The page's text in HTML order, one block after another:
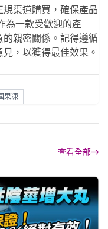
渠道購買，確保產品
為一款受歡迎的產
的親密關係。記得遵循
，以獲得最佳效果。
果凍
查看全部→